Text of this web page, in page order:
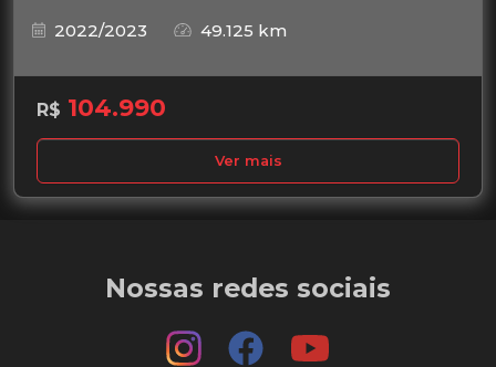
2022/2023
49.125 km
R$ 104.990
Ver mais
Nossas redes sociais